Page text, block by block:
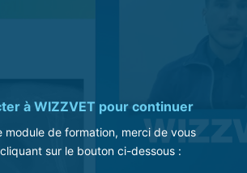
àWIZZVET pour continuer
module de formation, merci de vous
sur le bouton ci-dessous :